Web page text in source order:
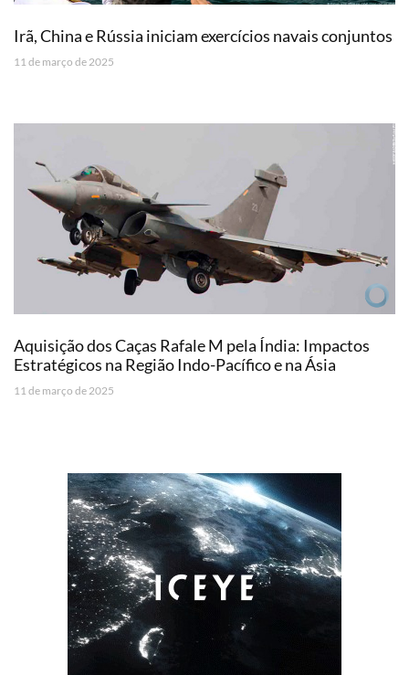
Irã, China e Rússia iniciam exercícios navais conjuntos
11 de março de 2025
Aquisição dos Caças Rafale M pela Índia: Impactos
Estratégicos na Região Indo-Pacífico e na Ásia
11 de março de 2025